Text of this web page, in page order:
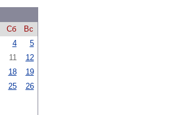
Сб
Вс
4
5
11
12
18
19
25
26